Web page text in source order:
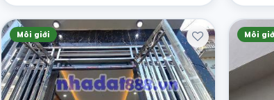
Môi giới Môi